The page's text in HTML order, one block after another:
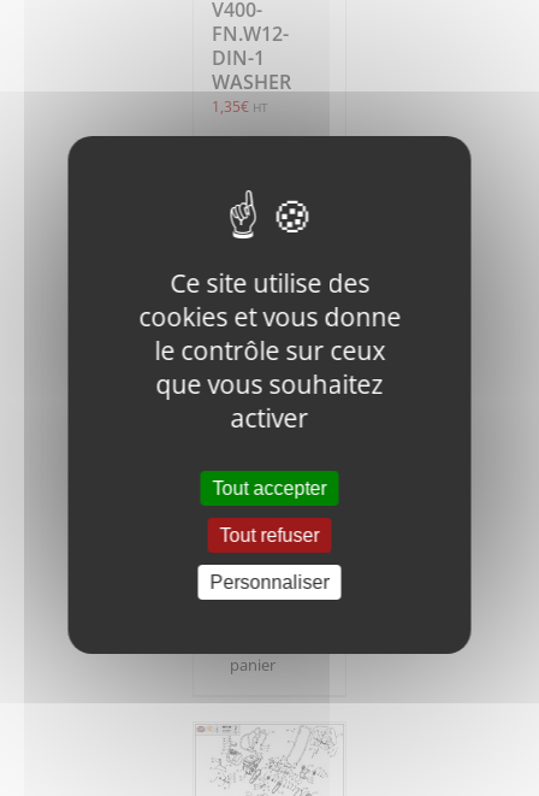
V400-
FN.W12-
DIN-1
WASHER
1,35€ HT
Ajouter
au
panier
12.9-DIN-1
SCREW
1,65€ HT
panier
Ce site utilise des
cookies et vous donne
le contrôle sur ceux
que vous souhaitez
activer
Tout accepter
Tout refuser
Personnaliser